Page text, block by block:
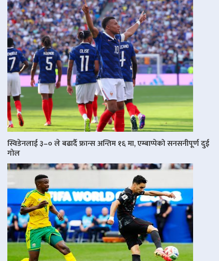
स्विडेनलाई ३–० ले बढार्दै फ्रान्स अन्तिम १६ मा, एम्बाप्पेको सनसनीपूर्ण दुई
गोल